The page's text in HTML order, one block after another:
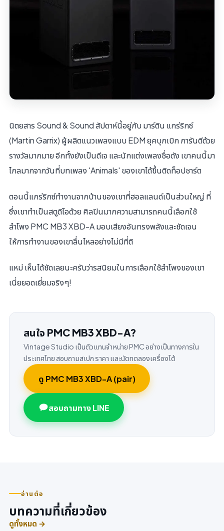
นิตยสาร Sound & Sound สัปดาห์นี้อยู่กับ มาร์ติน แกร่ริกซ์
(Martin Garrix) ผู้ผลิตแนวเพลงแบบ EDM ยุคบุกเบิก การันตีด้วย
รางวัลมากมาย อีกทั้งยังเป็นดีเจ และนักแต่งเพลงชื่อดัง เขาคนนี้มา
ไกลมากจากวันที่บทเพลง 'Animals' ของเขาได้ขึ้นติดท็อปชาร์ต
ตอนนี้แกร่ริกซ์ทำงานจากบ้านของเขาที่ฮอลแลนด์เป็นส่วนใหญ่ ที่
ซึ่งเขาทำเป็นสตูดิโอด้วย ศิลปินมากความสามารถคนนี้เลือกใช้
ลำโพง PMC MB3 XBD-A มอบเสียงอันทรงพลังและชัดเจน
ให้การทำงานของเขาลื่นไหลอย่างไม่มีที่ติ
แหม่ เห็นได้ชัดเลยนะครับว่ารสนิยมในการเลือกใช้ลำโพงของเขา
เนี่ยยอดเยี่ยมจริงๆ!
สนใจ PMC MB3 XBD-A?
Vintage Studio เป็นตัวแทนจำหน่าย PMC อย่างเป็นทางการใน
ประเทศไทย สอบถามสเปก ราคา และนัดทดลองเครื่องได้
ดู PMC MB3 XBD-A (pair)
สอบถามทาง LINE
อ่านต่อ
บทความที่เกี่ยวข้อง
ดูทั้งหมด →